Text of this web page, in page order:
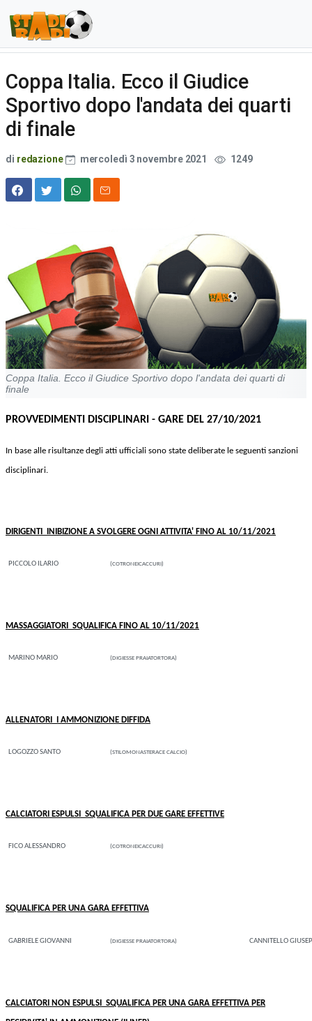
Coppa Italia. Ecco il Giudice
Sportivo dopo l'andata dei quarti
di finale
di redazione mercoledì 3 novembre 2021 1249
Coppa Italia. Ecco il Giudice Sportivo dopo l'andata dei quarti di
finale
PROVVEDIMENTI DISCIPLINARI - GARE DEL 27/10/2021
In base alle risultanze degli atti ufficiali sono state deliberate le seguenti sanzioni
disciplinari.
DIRIGENTI INIBIZIONE A SVOLGERE OGNI ATTIVITA' FINO AL 10/11/2021
PICCOLO ILARIO (COTRONEICACCURI)
MASSAGGIATORI SQUALIFICA FINO AL 10/11/2021
MARINO MARIO (DIGIESSE PRAIATORTORA)
ALLENATORI I AMMONIZIONE DIFFIDA
LOGOZZO SANTO (STILOMONASTERACE CALCIO)
CALCIATORI ESPULSI SQUALIFICA PER DUE GARE EFFETTIVE
FICO ALESSANDRO (COTRONEICACCURI)
SQUALIFICA PER UNA GARA EFFETTIVA
GABRIELE GIOVANNI (DIGIESSE PRAIATORTORA) CANNITELLO
CALCIATORI NON ESPULSI SQUALIFICA PER UNA GARA EFFETTIVA PER